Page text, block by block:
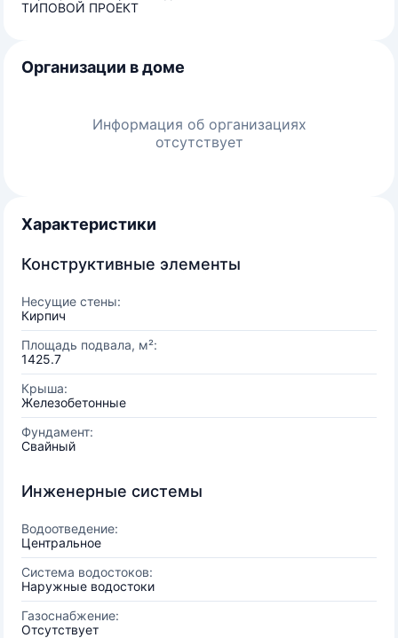
ТИПОВОЙ ПРОЕКТ
Организации в доме
Информация об организациях
отсутствует
Характеристики
Конструктивные элементы
Несущие стены:
Кирпич
Площадь подвала, м²:
1425.7
Крыша:
Железобетонные
Фундамент:
Свайный
Инженерные системы
Водоотведение:
Центральное
Система водостоков:
Наружные водостоки
Газоснабжение:
Отсутствует